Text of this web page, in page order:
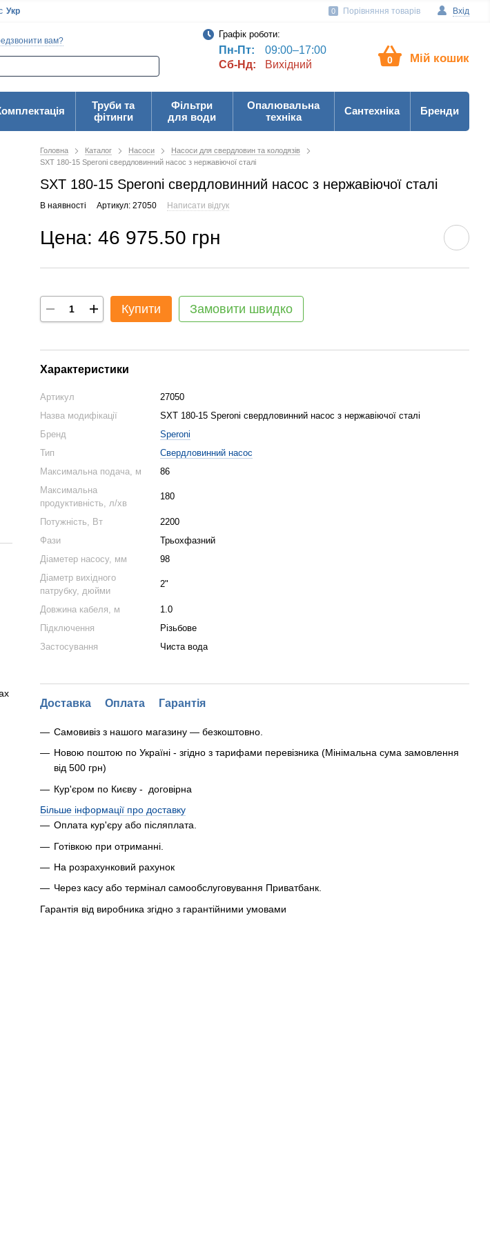
користувача Вхід
0 Порівняння товарів
Укр
вам?
Графік роботи:
Пн-Пт:
09:00–17:00
Сб-Нд:
Вихідний 0 Мій кошик
Труби та
фітинги
Фільтри
для води
Опалювальна
техніка
Сантехніка Бренди
Головна Каталог Насоси
Насоси для свердловин та колодязів
SXT 180-15 Speroni свердловинний насос з нержавіючої сталі
SXT 180-15 Speroni свердловинний насос з нержавіючої сталі
В наявності Артикул: 27050 Написати відгук
Цена: 46 975.50 грн
Купити Замовити швидко
Характеристики
Артикул
27050
Назва модифікації
SXT 180-15 Speroni свердловинний насос з нержавіючої сталі
Бренд
Speroni
Тип
Свердловинний насос
Максимальна подача, м
86
Максимальна
продуктивність, л/хв
180
Потужність, Вт
2200
Фази
Трьохфазний
Діаметер насосу, мм
98
Діаметр вихідного
патрубку, дюйми
2"
Довжина кабеля, м
1.0
Підключення
Різьбове
Застосування
Чиста вода
Доставка Оплата Гарантія
Самовивіз з нашого магазину — безкоштовно.
Новою поштою по Україні - згідно з тарифами перевізника (Мінімальна сума замовлення
від 500 грн)
Кур'єром по Києву - договірна
Більше інформації про доставку
Оплата кур'єру або післяплата.
Готівкою при отриманні.
На розрахунковий рахунок
Через касу або термінал самообслуговування Приватбанк.
Гарантія від виробника згідно з гарантійними умовами